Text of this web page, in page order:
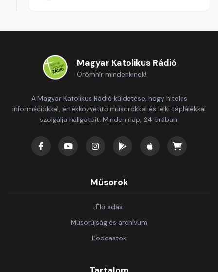
Magyar Katolikus Rádió
Örömhír mindenkinek!
A Magyar Katolikus Rádió küldetése, hogy hiteles
információkkal, értékközvetítő műsorokkal és lelki táplálékkal
szolgálja hallgatóit. Minden nap, 24 órában.
Műsorok
Élő adás
Műsorújság és archívum
Podcastok